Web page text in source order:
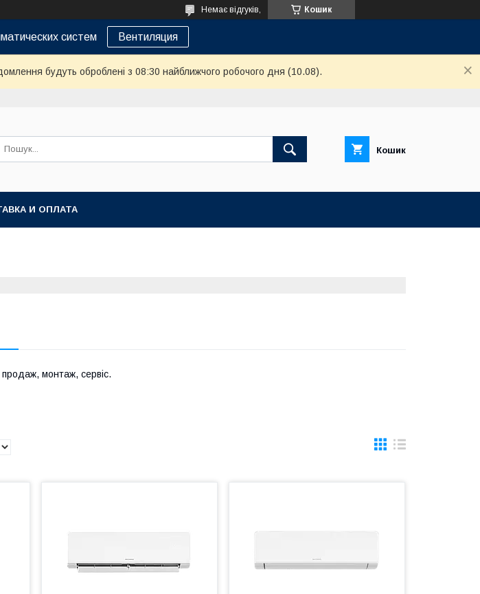
Кошик
Немає відгуків,
систем Вентиляция
будуть оброблені з 08:30 найближчого робочого дня (10.08).
Кошик
И ОПЛАТА
монтаж, сервіс.